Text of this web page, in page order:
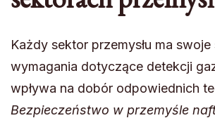
Każdy sektor przemysłu ma
wymagania dotyczące detekcji
wpływa na dobór odpowiednich
Bezpieczeństwo w przemyśle